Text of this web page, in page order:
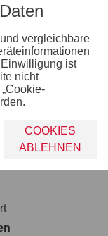
und
vergleichbare
ist
nicht
COOKIES
ABLEHNEN